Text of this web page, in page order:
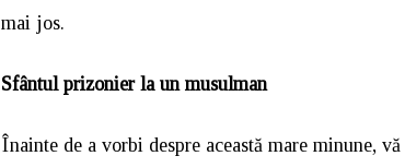
mai jos.
Sfântul prizonier la un musulman
Înainte de a vorbi despre această mare minune,